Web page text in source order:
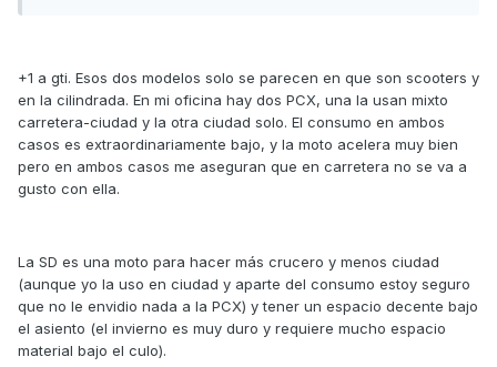
+1 a gti. Esos dos modelos solo se parecen en que son scooters y
en la cilindrada. En mi oficina hay dos PCX, una la usan mixto
carretera-ciudad y la otra ciudad solo. El consumo en ambos
casos es extraordinariamente bajo, y la moto acelera muy bien
pero en ambos casos me aseguran que en carretera no se va a
gusto con ella.
La SD es una moto para hacer más crucero y menos ciudad
(aunque yo la uso en ciudad y aparte del consumo estoy seguro
que no le envidio nada a la PCX) y tener un espacio decente bajo
el asiento (el invierno es muy duro y requiere mucho espacio
material bajo el culo).